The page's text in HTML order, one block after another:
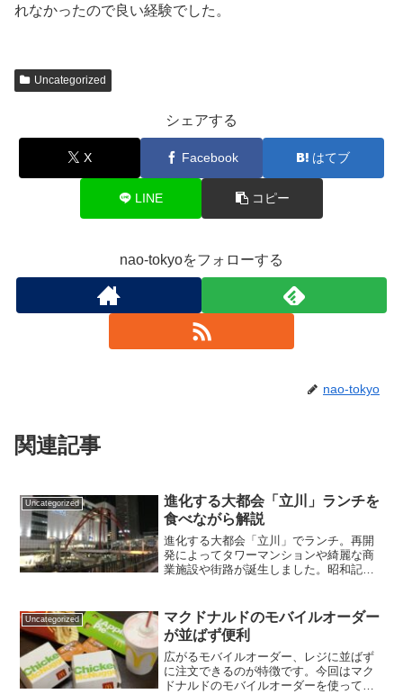
れなかったので良い経験でした。
Uncategorized
シェアする
X Facebook はてブ
LINE コピー
nao-tokyoをフォローする
nao-tokyo
関連記事
Uncategorized
進化する大都会「立川」ランチを
食べながら解説
進化する大都会「立川」でランチ。再開
発によってタワーマンションや綺麗な商
業施設や街路が誕生しました。昭和記念
ランスの良い街「立川」はどんどん進化
していきます。
Uncategorized
マクドナルドのモバイルオーダー
が並ばず便利
広がるモバイルオーダー、レジに並ばず
に注文できるのが特徴です。今回はマク
ドナルドのモバイルオーダーを使ってみ